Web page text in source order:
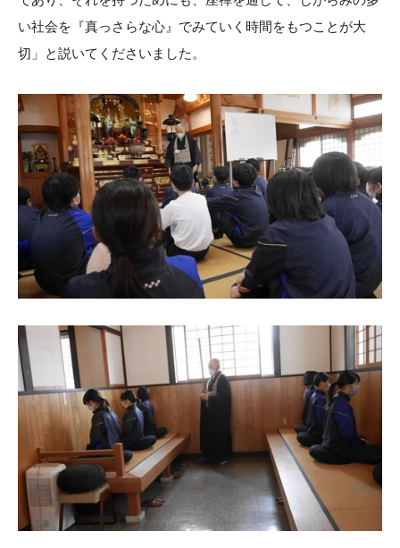
い社会を『真っさらな心』でみていく時間をもつことが大
切」と説いてくださいました。